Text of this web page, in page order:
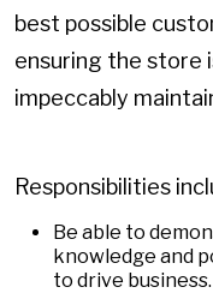
best possible
ensuring the store
impeccably
Responsibilities
Be able to
knowledge and
to drive business.